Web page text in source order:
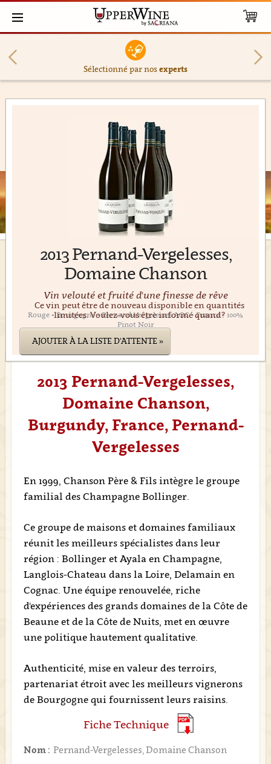
Sélectionné par nosexperts
2013 Pernand-Vergelesses,
Domaine Chanson
Vin velouté et fruité d'une finesse de rêve
Rouge • Bourgogne • Pernand-Vergelesses AOC • France • 100%
Pinot Noir
Ce vin peut être de nouveau disponible en quantités
limitées. Voulez-vous être informé quand?
AJOUTER À LA LISTE D'ATTENTE »
2013 Pernand-Vergelesses,
Domaine Chanson,
Burgundy, France, Pernand-
Vergelesses
En 1999, Chanson Père & Fils intègre le groupe
familial des Champagne Bollinger.
Ce groupe de maisons et domaines familiaux
réunit les meilleurs spécialistes dans leur
région : Bollinger et Ayala en Champagne,
Langlois-Chateau dans la Loire, Delamain en
Cognac. Une équipe renouvelée, riche
d'expériences des grands domaines de la Côte de
Beaune et de la Côte de Nuits, met en œuvre
une politique hautement qualitative.
Authenticité, mise en valeur des terroirs,
partenariat étroit avec les meilleurs vignerons
de Bourgogne qui fournissent leurs raisins.
Fiche Technique
Nom : Pernand-Vergelesses, Domaine Chanson